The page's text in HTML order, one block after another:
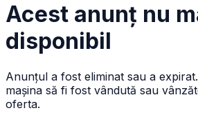
Acest anunț nu
disponibil
Anunțul a fost eliminat sau a
mașina să fi fost vândută sau
oferta.